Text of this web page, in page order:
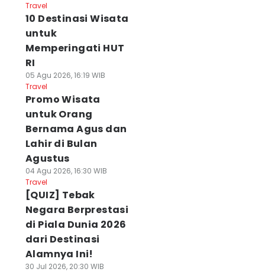
Travel
10 Destinasi Wisata
untuk
Memperingati HUT
RI
05 Agu 2026, 16:19 WIB
Travel
Promo Wisata
untuk Orang
Bernama Agus dan
Lahir di Bulan
Agustus
04 Agu 2026, 16:30 WIB
Travel
[QUIZ] Tebak
Negara Berprestasi
di Piala Dunia 2026
dari Destinasi
Alamnya Ini!
30 Jul 2026, 20:30 WIB